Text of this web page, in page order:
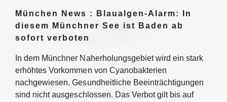
München News : Blaualgen-Alarm: In
diesem Münchner See ist Baden ab
sofort verboten
In dem Münchner Naherholungsgebiet wird ein stark
erhöhtes Vorkommen von Cyanobakterien
nachgewiesen. Gesundheitliche Beeinträchtigungen
sind nicht ausgeschlossen. Das Verbot gilt bis auf